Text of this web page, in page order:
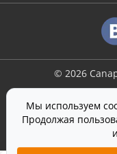
© 2026
Согласие на
На сайте
Мы используем
Продолжая